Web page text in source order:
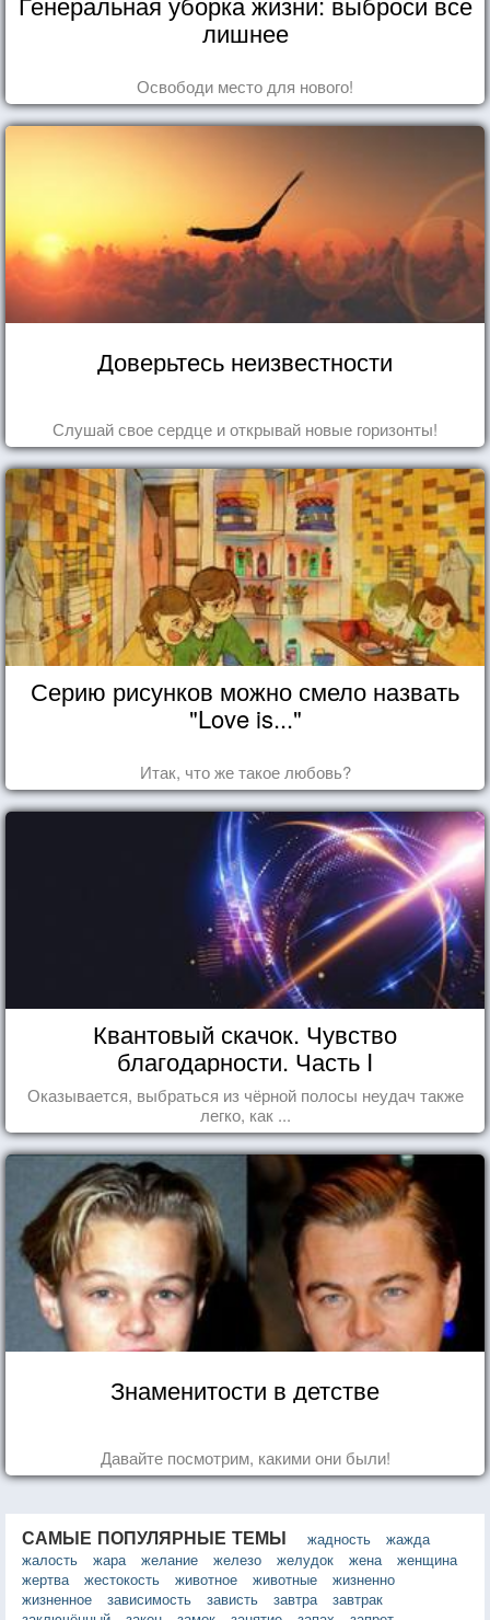
лишнее
Освободи место для нового!
Доверьтесь неизвестности
Слушай свое сердце и открывай новые горизонты!
Серию рисунков можно смело назвать
"Love is..."
Итак, что же такое любовь?
Квантовый скачок. Чувство
благодарности. Часть I
Оказывается, выбраться из чёрной полосы неудач также
легко, как ...
Знаменитости в детстве
Давайте посмотрим, какими они были!
САМЫЕ ПОПУЛЯРНЫЕ ТЕМЫ жадность
жажда
жалость
жара желание железо желудок жена
женщина
жертва
жестокость животное животные
жизненно
жизненное
зависимость зависть завтра
завтрак